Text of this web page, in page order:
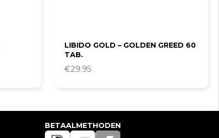
LIBIDO GOLD – GOLDEN GREED 60
TAB.
€29.95
BETAALMETHODEN